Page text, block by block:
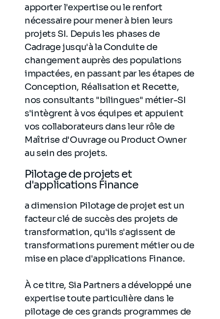
apporter l'expertise ou le renfort
nécessaire pour mener à bien leurs
projets SI. Depuis les phases de
Cadrage jusqu'à la Conduite de
changement auprès des populations
impactées, en passant par les étapes de
Conception, Réalisation et Recette,
nos consultants "bilingues" métier-SI
s'intègrent à vos équipes et appuient
vos collaborateurs dans leur rôle de
Maîtrise d'Ouvrage ou Product Owner
au sein des projets.
Pilotage de projets et
d'applications Finance
a dimension Pilotage de projet est un
facteur clé de succès des projets de
transformation, qu'ils s'agissent de
transformations purement métier ou de
mise en place d'applications Finance.
À ce titre, Sia Partners a développé une
expertise toute particulière dans le
pilotage de ces grands programmes de